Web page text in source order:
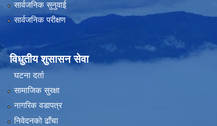
सार्वजनिक सुनुवाई
सार्वजनिक परीक्षण
विधुतीय शुसासन सेवा
घटना दर्ता
सामाजिक सुरक्षा
नागरिक वडापत्र
निवेदनको ढाँचा